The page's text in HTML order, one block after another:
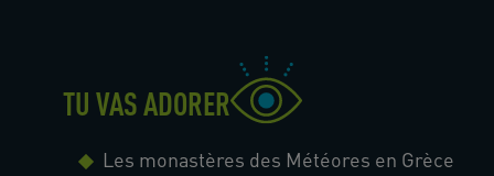
TU VAS ADORER
Les monastères des Météores en Grèce